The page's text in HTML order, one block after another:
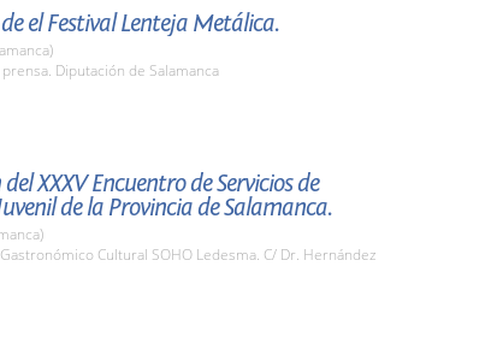
el Festival Lenteja Metálica.
prensa. Diputación de Salamanca
XXXV Encuentro de Servicios de
de la Provincia de Salamanca.
Cultural SOHO Ledesma. C/ Dr. Hernández